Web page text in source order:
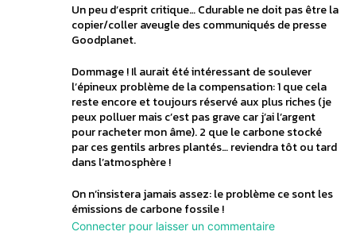
Un peu d’esprit critique… Cdurable ne doit pas être la
copier/coller aveugle des communiqués de presse
Goodplanet.
Dommage ! Il aurait été intéressant de soulever
l’épineux problème de la compensation: 1 que cela
reste encore et toujours réservé aux plus riches (je
peux polluer mais c’est pas grave car j’ai l’argent
pour racheter mon âme). 2 que le carbone stocké
par ces gentils arbres plantés… reviendra tôt ou tard
dans l’atmosphère !
On n’insistera jamais assez: le problème ce sont les
émissions de carbone fossile !
Connecter pour laisser un commentaire